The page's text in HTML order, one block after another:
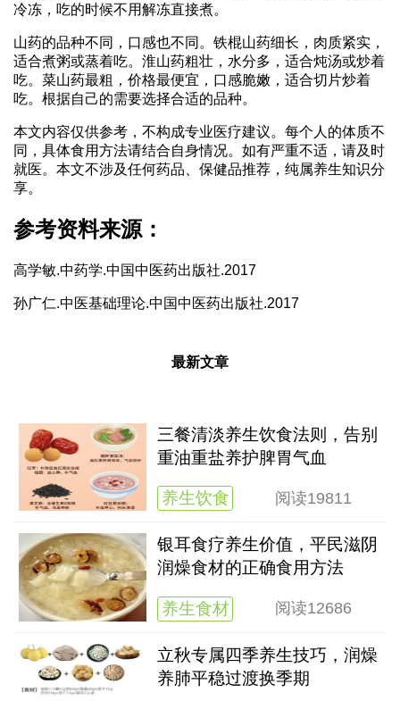
冷冻，吃的时候不用解冻直接煮。
山药的品种不同，口感也不同。铁棍山药细长，肉质紧实，
适合煮粥或蒸着吃。淮山药粗壮，水分多，适合炖汤或炒着
吃。菜山药最粗，价格最便宜，口感脆嫩，适合切片炒着
吃。根据自己的需要选择合适的品种。
本文内容仅供参考，不构成专业医疗建议。每个人的体质不
同，具体食用方法请结合自身情况。如有严重不适，请及时
就医。本文不涉及任何药品、保健品推荐，纯属养生知识分
享。
参考资料来源：
高学敏.中药学.中国中医药出版社.2017
孙广仁.中医基础理论.中国中医药出版社.2017
最新文章
三餐清淡养生饮食法则，告别
重油重盐养护脾胃气血
养生饮食 阅读19811
银耳食疗养生价值，平民滋阴
润燥食材的正确食用方法
养生食材 阅读12686
立秋专属四季养生技巧，润燥
养肺平稳过渡换季期